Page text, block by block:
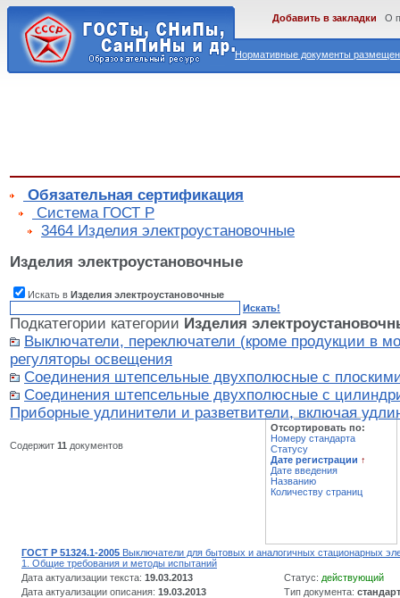
Нормативные документы
Добавить в закладки О
Обязательная сертификация
Cистема ГОСТ Р
3464 Изделия электроустановочные
Изделия электроустановочные
Искать в Изделия электроустановочные
Искать!
Подкатегории категории Изделия
Выключатели, переключатели (кроме продукции в
регуляторы освещения
Соединения штепсельные двухполюсные с
Соединения штепсельные двухполюсные с
Приборные удлинители и разветвители, включая
Содержит 11 документов
Отсортировать по:
Номеру стандарта
Статусу
Дате регистрации ↑
Дате введения
Названию
Количеству страниц
ГОСТ Р 51324.1-2005 Выключатели для бытовых и аналогичных стационарных
1. Общие требования и методы испытаний
Дата актуализации текста: 19.03.2013 Статус: действующий
Дата актуализации описания: 19.03.2013 Тип документа: стандарт